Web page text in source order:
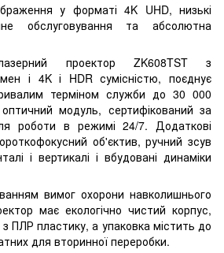
у форматі 4K UHD, низькі
обслуговування та абсолютна
проектор ZK608TST з
і 4K і HDR сумісністю, поєднує
терміном служби до 30 000
модуль, сертифікований за
роботи в режимі 24/7. Додаткові
об'єктив, ручний зсув
і вертикалі і вбудовані динаміки
вимог охорони навколишнього
має екологічно чистий корпус,
ПЛР пластику, а упаковка містить до
для вторинної переробки.